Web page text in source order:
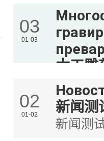
может
03
01-03
木工雕
02
01-02
新闻测
新闻测